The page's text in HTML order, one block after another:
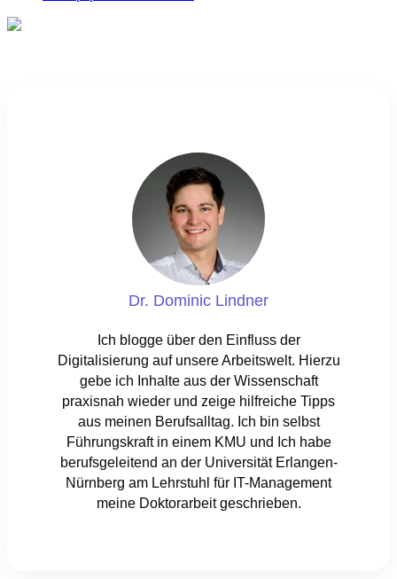
Dr. Dominic Lindner
Ich blogge über den Einfluss der
Digitalisierung auf unsere Arbeitswelt. Hierzu
gebe ich Inhalte aus der Wissenschaft
praxisnah wieder und zeige hilfreiche Tipps
aus meinen Berufsalltag. Ich bin selbst
Führungskraft in einem KMU und Ich habe
berufsgeleitend an der Universität Erlangen-
Nürnberg am Lehrstuhl für IT-Management
meine Doktorarbeit geschrieben.